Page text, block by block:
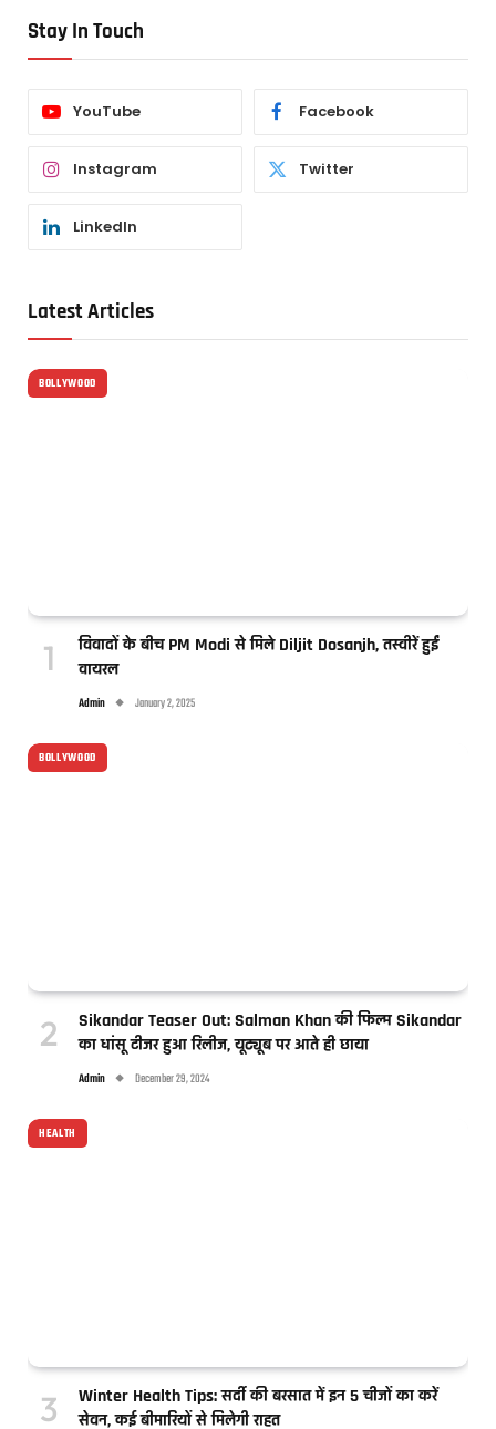
Stay In Touch
YouTube Facebook
Instagram Twitter
LinkedIn
Latest Articles
BOLLYWOOD
विवादों के बीच PM Modi से मिले Diljit Dosanjh, तस्वीरें हुईं
वायरल
Admin January 2, 2025
BOLLYWOOD
Sikandar Teaser Out: Salman Khan की फिल्म Sikandar
का धांसू टीजर हुआ रिलीज, यूट्यूब पर आते ही छाया
Admin December 29, 2024
HEALTH
Winter Health Tips: सर्दी की बरसात में इन 5 चीजों का करें
सेवन, कई बीमारियों से मिलेगी राहत